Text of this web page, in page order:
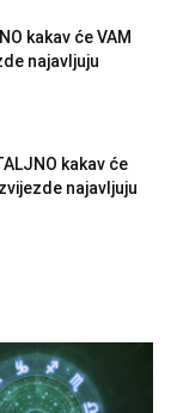
kakav će VAM
najavljuju
kakav će
zvijezde najavljuju